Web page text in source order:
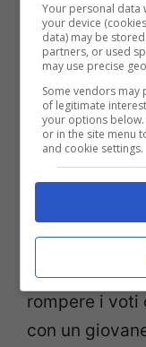
Jennifer Jones
Bovary» di V.
«Con lui
poteva
stessa». A
Carlo,
rompere i voti
con un
Your personal data
your device
data) may be
partners, or used
may use precise
Some vendors
of legitimate
your options
or in the site menu
and cookie settings.